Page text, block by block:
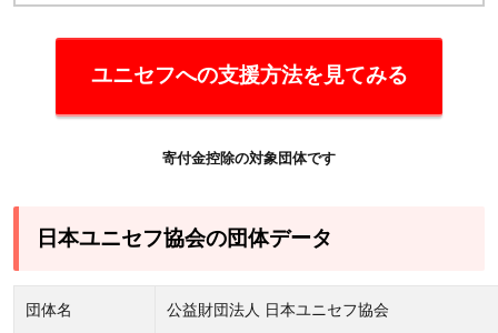
ユニセフへの支援方法を見てみる
寄付金控除の対象団体です
日本ユニセフ協会の団体データ
団体名 公益財団法人 日本ユニセフ協会